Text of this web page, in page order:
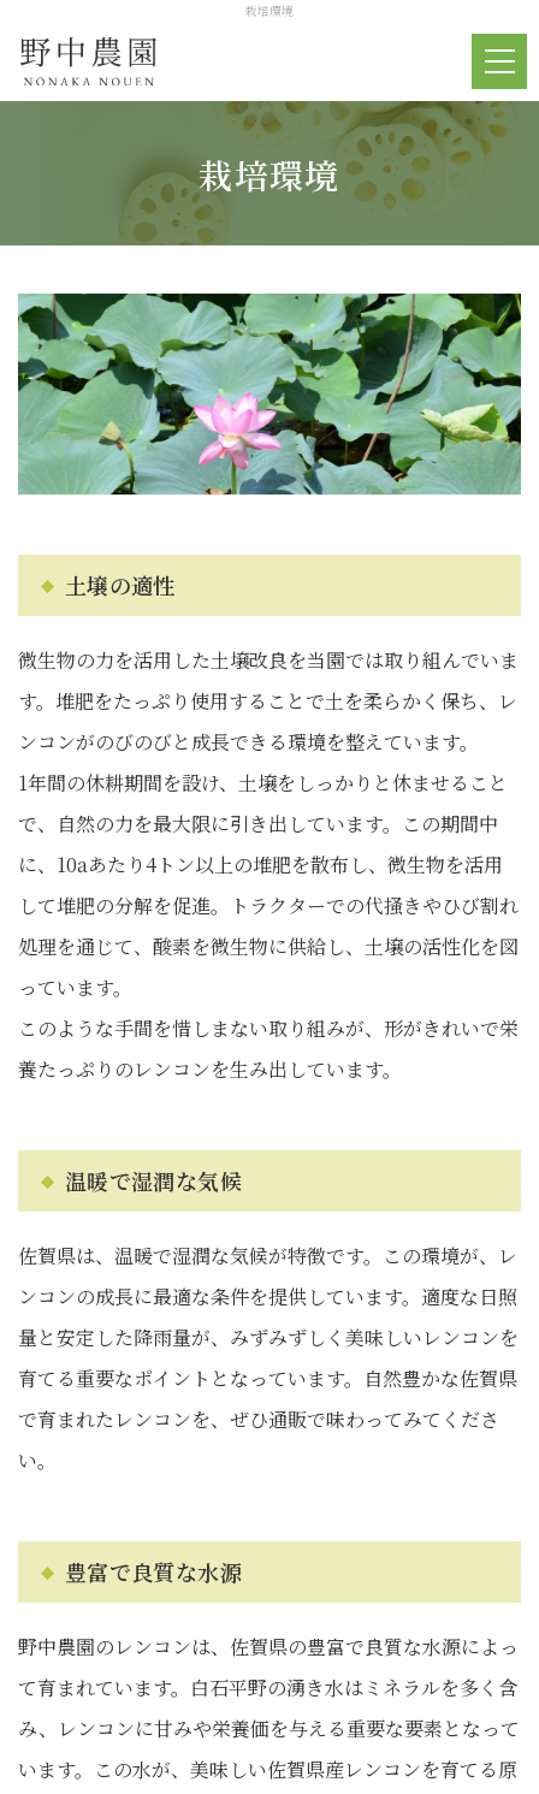
栽培環境
栽培環境
土壌の適性
微生物の力を活用した土壌改良を当園では取り組んでいま
す。堆肥をたっぷり使用することで土を柔らかく保ち、レ
ンコンがのびのびと成長できる環境を整えています。
1年間の休耕期間を設け、土壌をしっかりと休ませること
で、自然の力を最大限に引き出しています。この期間中
に、10aあたり4トン以上の堆肥を散布し、微生物を活用
して堆肥の分解を促進。トラクターでの代掻きやひび割れ
処理を通じて、酸素を微生物に供給し、土壌の活性化を図
っています。
このような手間を惜しまない取り組みが、形がきれいで栄
養たっぷりのレンコンを生み出しています。
温暖で湿潤な気候
佐賀県は、温暖で湿潤な気候が特徴です。この環境が、レ
ンコンの成長に最適な条件を提供しています。適度な日照
量と安定した降雨量が、みずみずしく美味しいレンコンを
育てる重要なポイントとなっています。自然豊かな佐賀県
で育まれたレンコンを、ぜひ通販で味わってみてくださ
い。
豊富で良質な水源
野中農園のレンコンは、佐賀県の豊富で良質な水源によっ
て育まれています。白石平野の湧き水はミネラルを多く含
み、レンコンに甘みや栄養価を与える重要な要素となって
います。この水が、美味しい佐賀県産レンコンを育てる原